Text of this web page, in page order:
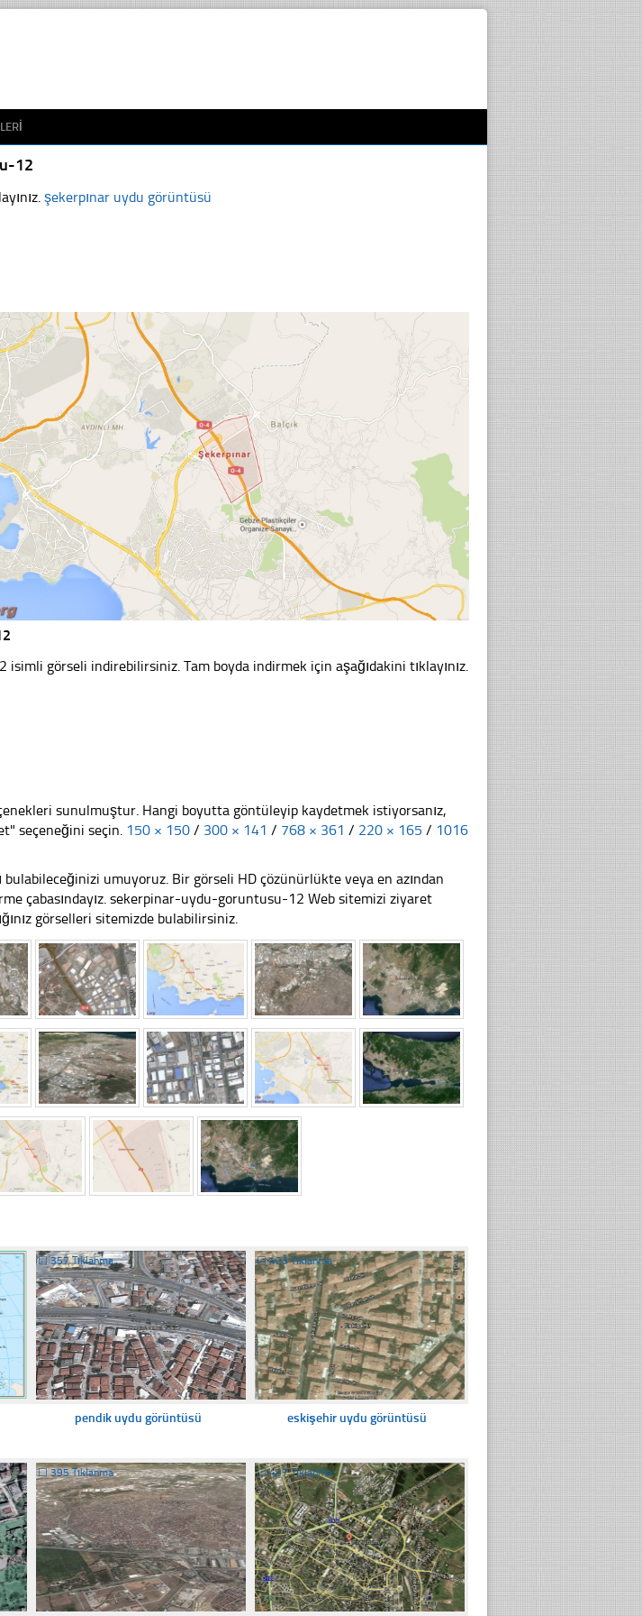
12
şekerpınar uydu görüntüsü
görseli indirebilirsiniz. Tam boyda indirmek için aşağıdakini tıklayınız.
sunulmuştur. Hangi boyutta göntüleyip kaydetmek istiyorsanız,
seçeneğini seçin. 150 × 150 / 300 × 141 / 768 × 361 / 220 × 165 / 1016
bulabileceğinizi umuyoruz. Bir görseli HD çözünürlükte veya en azından
çabasındayız. sekerpinar-uydu-goruntusu-12 Web sitemizi ziyaret
görselleri sitemizde bulabilirsiniz.
☐357 Tıklanma
pendik uydu görüntüsü
☐423 Tıklanma
eskişehir uydu görüntüsü
☐395 Tıklanma ☐437 Tıklanma